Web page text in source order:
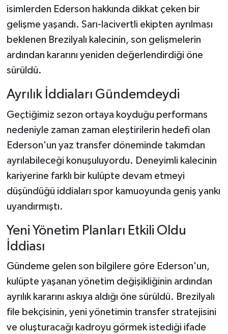
isimlerden Ederson hakkında dikkat çeken bir
gelişme yaşandı. Sarı-lacivertli ekipten ayrılması
beklenen Brezilyalı kalecinin, son gelişmelerin
ardından kararını yeniden değerlendirdiği öne
sürüldü.
Ayrılık İddiaları Gündemdeydi
Geçtiğimiz sezon ortaya koyduğu performans
nedeniyle zaman zaman eleştirilerin hedefi olan
Ederson'un yaz transfer döneminde takımdan
ayrılabileceği konuşuluyordu. Deneyimli kalecinin
kariyerine farklı bir kulüpte devam etmeyi
düşündüğü iddiaları spor kamuoyunda geniş yankı
uyandırmıştı.
Yeni Yönetim Planları Etkili Oldu
İddiası
Gündeme gelen son bilgilere göre Ederson'un,
kulüpte yaşanan yönetim değişikliğinin ardından
ayrılık kararını askıya aldığı öne sürüldü. Brezilyalı
file bekçisinin, yeni yönetimin transfer stratejisini
ve oluşturacağı kadroyu görmek istediği ifade
Şenpazar Haberleri
Seydiler Haberleri
Taşköprü Haberleri
Tosya Haberleri
Karadeniz Haberleri
Ulusal Haberler
Teknoloji Haberleri
Siyaset Haberleri
Dünya Haberleri
Yerel Haberler
Haber Arşivi